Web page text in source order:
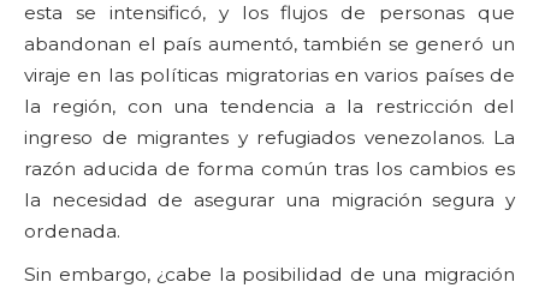
esta se intensificó, y los flujos de personas que
abandonan el país aumentó, también se generó un
viraje en las políticas migratorias en varios países de
la región, con una tendencia a la restricción del
ingreso de migrantes y refugiados venezolanos. La
razón aducida de forma común tras los cambios es
la necesidad de asegurar una migración segura y
ordenada.
Sin embargo, ¿cabe la posibilidad de una migración